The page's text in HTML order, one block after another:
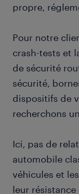
propre,
Pour notre
crash-tests et
de sécurité
sécurité,
dispositifs de
recherchons
Ici, pas de
automobile
véhicules et
leur